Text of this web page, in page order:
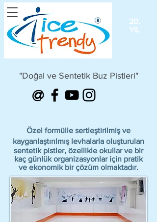
20.
YIL
@
"Doğal ve Sentetik Buz Pistleri"
Özel formülle sertleştirilmiş ve
kayganlaştırılmış levhalarla oluşturulan
sentetik pistler, özellikle okullar ve bir
kaç günlük organizasyonlar için pratik
ve ekonomik bir çözüm olmaktadır.